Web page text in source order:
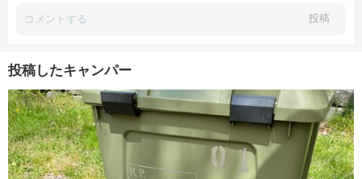
投稿
投稿したキャンパー